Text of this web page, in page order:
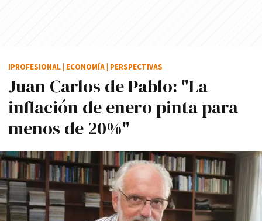
Juan Carlos de Pablo: "La
inflación de enero pinta para
menos de 20%"
IPROFESIONAL ECONOMÍA PERSPECTIVAS